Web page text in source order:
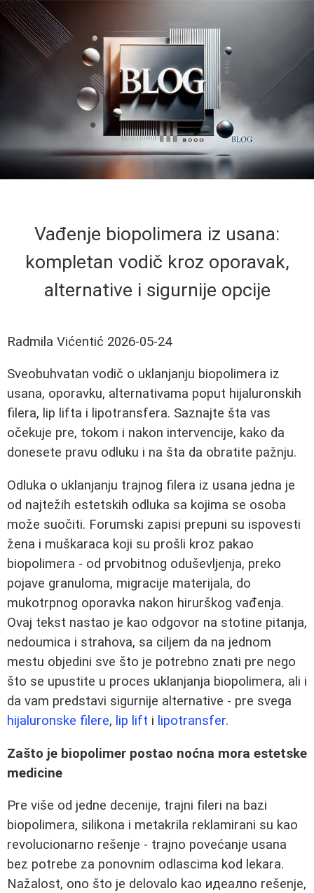
Vađenje biopolimera iz usana:
kompletan vodič kroz oporavak,
alternative i sigurnije opcije
Radmila Vićentić 2026-05-24
Sveobuhvatan vodič o uklanjanju biopolimera iz
usana, oporavku, alternativama poput hijaluronskih
filera, lip lifta i lipotransfera. Saznajte šta vas
očekuje pre, tokom i nakon intervencije, kako da
donesete pravu odluku i na šta da obratite pažnju.
Odluka o uklanjanju trajnog filera iz usana jedna je
od najtežih estetskih odluka sa kojima se osoba
može suočiti. Forumski zapisi prepuni su ispovesti
žena i muškaraca koji su prošli kroz pakao
biopolimera - od prvobitnog oduševljenja, preko
pojave granuloma, migracije materijala, do
mukotrpnog oporavka nakon hirurškog vađenja.
Ovaj tekst nastao je kao odgovor na stotine pitanja,
nedoumica i strahova, sa ciljem da na jednom
mestu objedini sve što je potrebno znati pre nego
što se upustite u proces uklanjanja biopolimera, ali i
da vam predstavi sigurnije alternative - pre svega
hijaluronske filere, lip lift i lipotransfer.
Zašto je biopolimer postao noćna mora estetske
medicine
Pre više od jedne decenije, trajni fileri na bazi
biopolimera, silikona i metakrila reklamirani su kao
revolucionarno rešenje - trajno povećanje usana
bez potrebe za ponovnim odlascima kod lekara.
Nažalost, ono što je delovalo kao идеалno rešenje,